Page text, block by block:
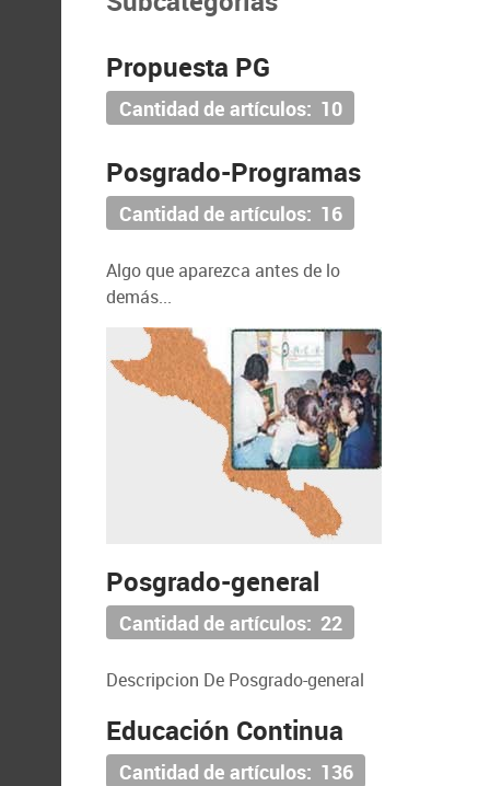
Propuesta PG
Cantidad de artículos: 10
Posgrado-Programas
Cantidad de artículos: 16
Algo que aparezca antes de lo
demás...
Posgrado-general
Cantidad de artículos: 22
Descripcion De Posgrado-general
Educación Continua
Cantidad de artículos: 136